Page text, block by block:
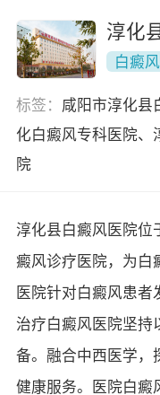
淳化
白癜
标签： 咸阳市淳化县
化白癜风专科医院、
院
淳化县白癜风医院位
癜风诊疗医院，为白
医院针对白癜风患者
治疗白癜风医院坚持
备。融合中西医学，
健康服务。医院白癜